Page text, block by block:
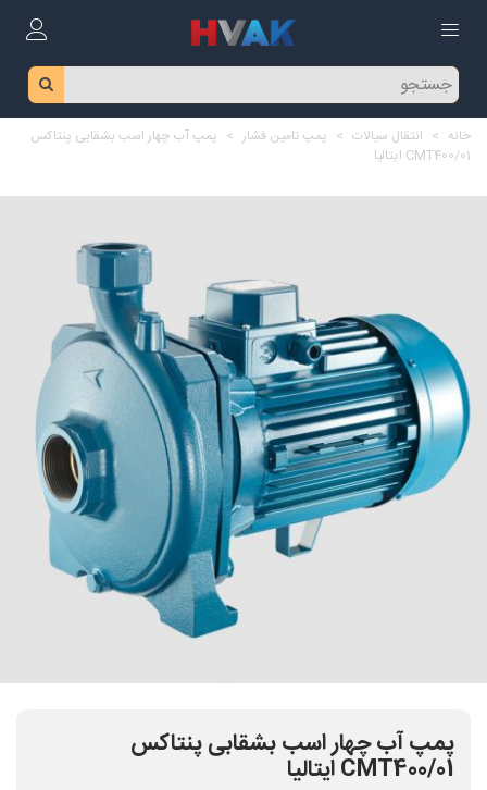
خانه > انتقال سیالات > پمپ تامین فشار > پمپ آب چهار اسب بشقابی پنتاکس
CMT400/01 ایتالیا
پمپ آب چهار اسب بشقابی پنتاکس
CMT400/01 ایتالیا